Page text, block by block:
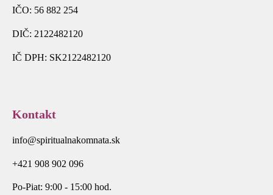
IČO: 56 882 254
DIČ: 2122482120
IČ DPH: SK2122482120
Kontakt
info@spiritualnakomnata.sk
+421 908 902 096
Po-Piat: 9:00 - 15:00 hod.